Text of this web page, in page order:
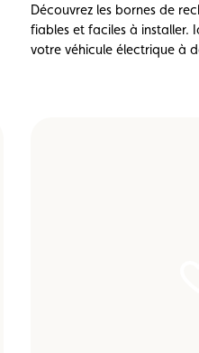
Découvrez les bornes de
fiables et faciles à installer.
votre véhicule électrique à